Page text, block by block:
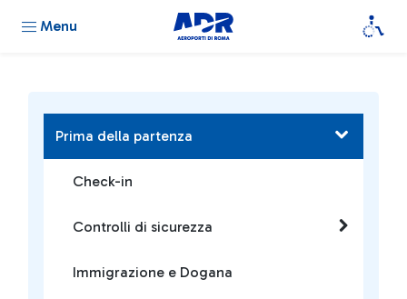
Menu
Prima della partenza
Check-in
Controlli di sicurezza
Immigrazione e Dogana